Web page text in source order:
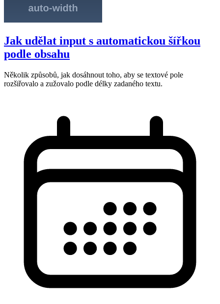
Jak udělat input s automatickou šířkou
podle obsahu
Několik způsobů, jak dosáhnout toho, aby se textové pole
rozšiřovalo a zužovalo podle délky zadaného textu.